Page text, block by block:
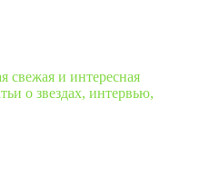
свежая и интересная
о звездах, интервью,